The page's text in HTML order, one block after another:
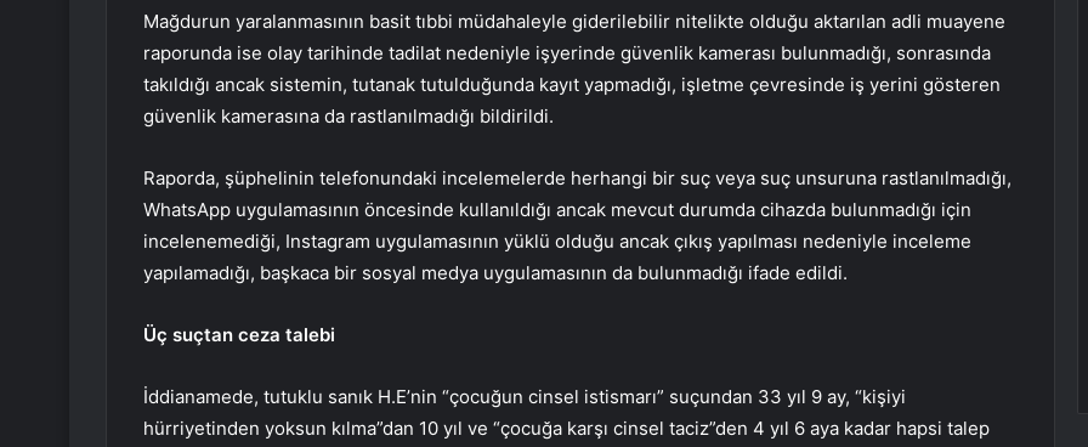
Mağdurun yaralanmasının basit tıbbi müdahaleyle giderilebilir nitelikte olduğu aktarılan adli muayene
raporunda ise olay tarihinde tadilat nedeniyle işyerinde güvenlik kamerası bulunmadığı, sonrasında
takıldığı ancak sistemin, tutanak tutulduğunda kayıt yapmadığı, işletme çevresinde iş yerini gösteren
güvenlik kamerasına da rastlanılmadığı bildirildi.
Raporda, şüphelinin telefonundaki incelemelerde herhangi bir suç veya suç unsuruna rastlanılmadığı,
WhatsApp uygulamasının öncesinde kullanıldığı ancak mevcut durumda cihazda bulunmadığı için
incelenemediği, Instagram uygulamasının yüklü olduğu ancak çıkış yapılması nedeniyle inceleme
yapılamadığı, başkaca bir sosyal medya uygulamasının da bulunmadığı ifade edildi.
Üç suçtan ceza talebi
İddianamede, tutuklu sanık H.E’nin “çocuğun cinsel istismarı” suçundan 33 yıl 9 ay, “kişiyi
hürriyetinden yoksun kılma”dan 10 yıl ve “çocuğa karşı cinsel taciz”den 4 yıl 6 aya kadar hapsi talep